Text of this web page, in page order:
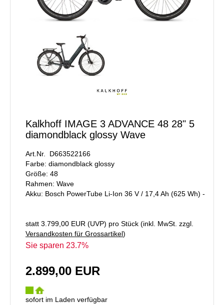
Kalkhoff IMAGE 3 ADVANCE 48 28" 5
diamondblack glossy Wave
Art.Nr. D663522166
Farbe: diamondblack glossy
Größe: 48
Rahmen: Wave
Akku: Bosch PowerTube Li-Ion 36 V / 17,4 Ah (625 Wh) -
statt 3.799,00 EUR (UVP) pro Stück (inkl. MwSt. zzgl.
Versandkosten für Grossartikel)
Sie sparen 23.7%
2.899,00 EUR
sofort im Laden verfügbar